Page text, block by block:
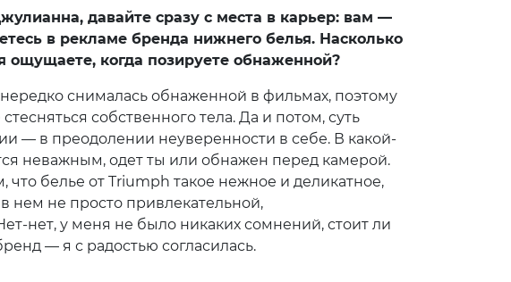
давайте сразу с места в карьер: вам —
в рекламе бренда нижнего белья. Насколько
ощущаете, когда позируете обнаженной?
снималась обнаженной в фильмах, поэтому
собственного тела. Да и потом, суть
— в преодолении неуверенности в себе. В какой-
неважным, одет ты или обнажен перед камерой.
что белье от Triumph такое нежное и деликатное,
нем не просто привлекательной,
нет, у меня не было никаких сомнений, стоит ли
— я с радостью согласилась.